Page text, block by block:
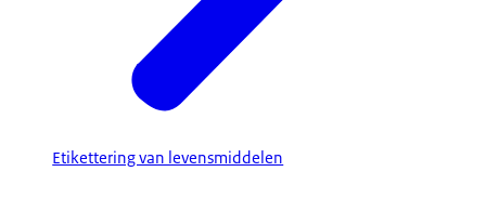
Etikettering van levensmiddelen